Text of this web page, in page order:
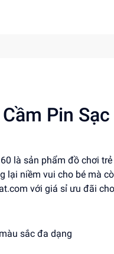
Pin
là sản phẩm đồ chơi
lại niềm vui cho bé mà
với giá sỉ ưu đãi
sắc đa dạng